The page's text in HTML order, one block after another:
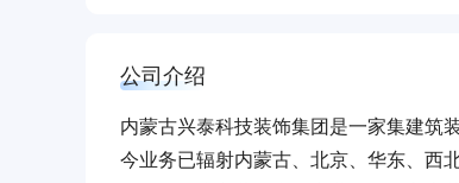
公司介绍
内蒙古兴泰科技装饰集团是一家集建筑
今业务已辐射内蒙古、北京、华东、西